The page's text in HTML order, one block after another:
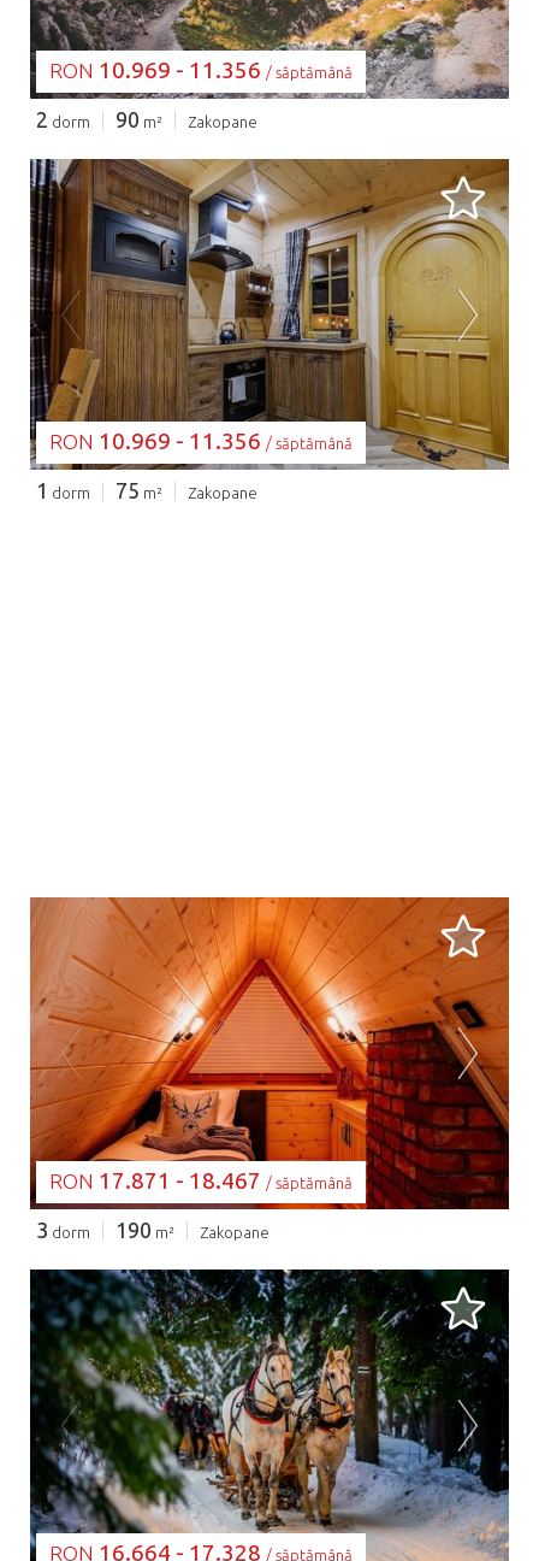
RON 10.969 - 11.356 / săptămână
2 dorm 90 m² Zakopane
SE ÎNCARCĂ...
RON 10.969 - 11.356 / săptămână
1 dorm 75 m² Zakopane
SE ÎNCARCĂ...
RON 17.871 - 18.467 / săptămână
3 dorm 190 m² Zakopane
SE ÎNCARCĂ...
RON 16.664 - 17.328 / săptămână